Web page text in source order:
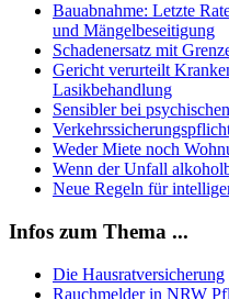
Bauabnahme: Letzte
und Mängelbeseitigung
Schadenersatz mit
Gericht verurteilt
Lasikbehandlung
Sensibler bei
Weder Miete noch
Wenn der Unfall
Neue Regeln für
Infos zum Thema ...
Die Hausratversicherung
Rauchmelder in NRW